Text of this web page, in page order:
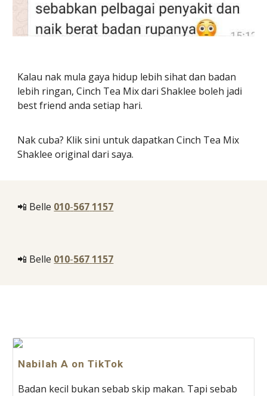
Kalau nak mula gaya hidup lebih sihat dan badan
lebih ringan, Cinch Tea Mix dari Shaklee boleh jadi
best friend anda setiap hari.
Nak cuba? Klik sini untuk dapatkan Cinch Tea Mix
Shaklee original dari saya.
📲 Belle 010-567 1157
📲 Belle 010-567 1157
Nabilah A on TikTok
Badan kecil bukan sebab skip makan. Tapi sebab